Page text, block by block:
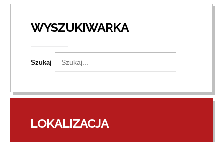
WYSZUKIWARKA
Szukaj
LOKALIZACJA